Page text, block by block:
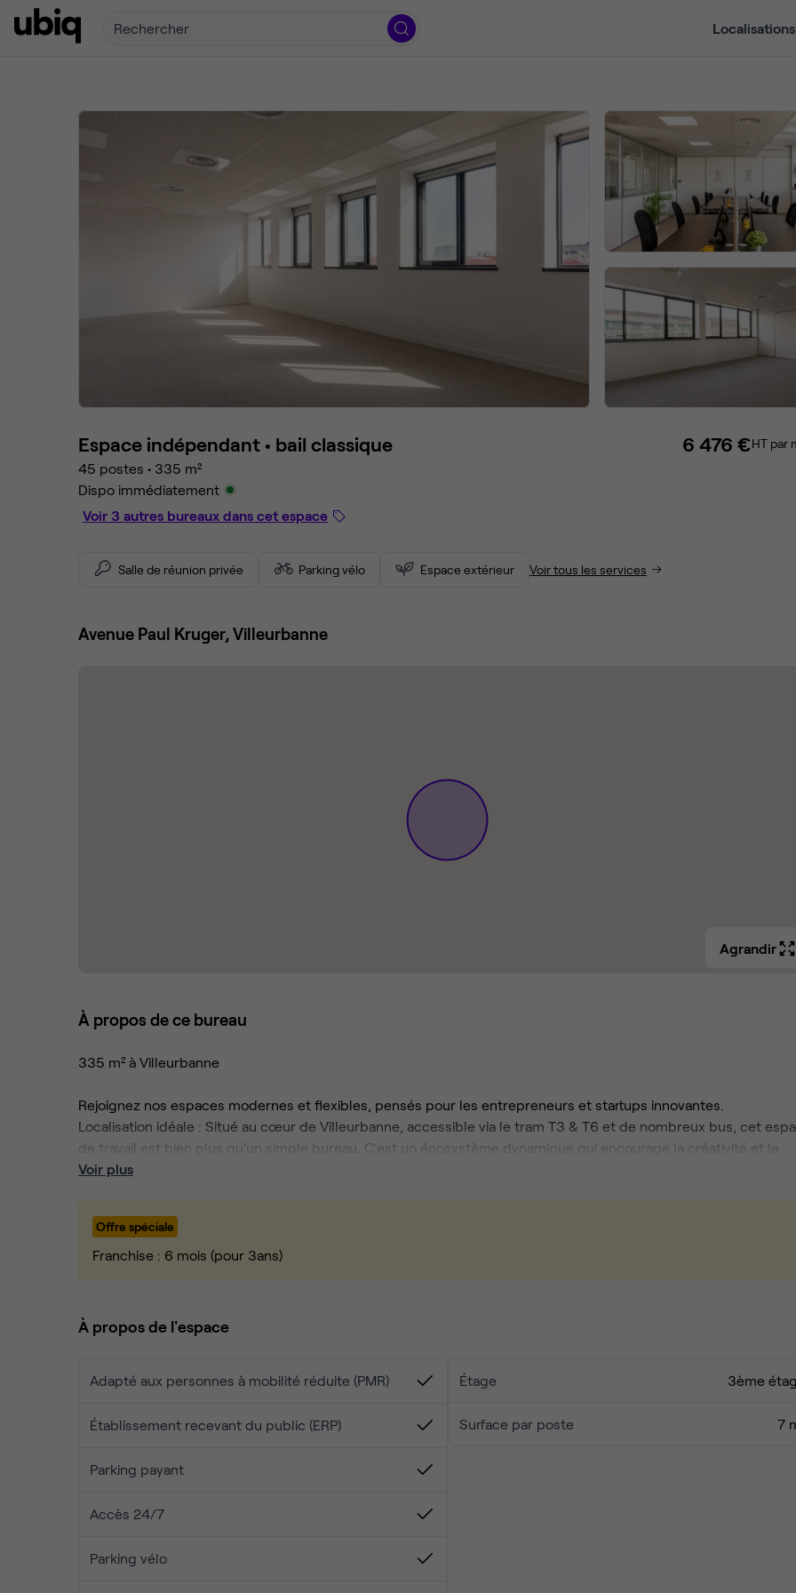
Rechercher Localisations
Espace indépendant • bail classique
45 postes • 335 m²
Dispo immédiatement
Voir 3 autres bureaux dans cet espace
6 476 €HT par
Salle de réunion privée Parking vélo Espace extérieur Voir tous les services
Avenue Paul Kruger, Villeurbanne
Agrandir
À propos de ce bureau
335 m² à Villeurbanne
Rejoignez nos espaces modernes et flexibles, pensés pour les entrepreneurs et startups innovantes.
Localisation idéale : Situé au cœur de Villeurbanne, accessible via le tram T3 & T6 et de nombreux bus, cet
de travail est bien plus qu’un simple bureau. C’est un écosystème dynamique qui encourage la créativité et la
croissance.
Voir plus
Offre spéciale
Franchise : 6 mois (pour 3ans)
À propos de l'espace
Adapté aux personnes à mobilité réduite (PMR)
Établissement recevant du public (ERP)
Parking payant
Accès 24/7
Parking vélo
Étage 3ème
Surface par poste 7